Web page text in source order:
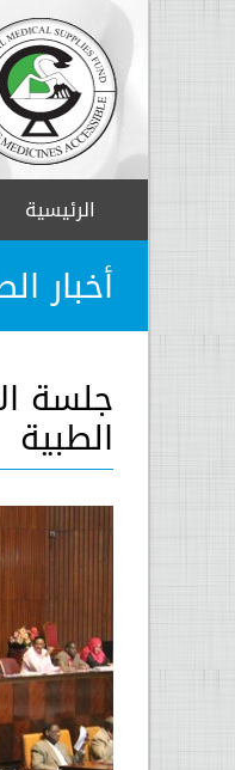
الرئيسية
أخبار
جلسة
الطبية